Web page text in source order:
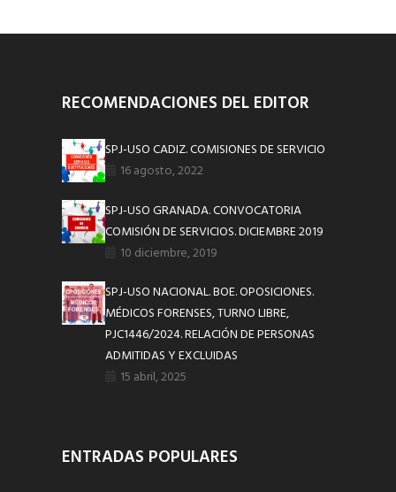
RECOMENDACIONES DEL EDITOR
SPJ-USO CADIZ. COMISIONES DE SERVICIO
16 agosto, 2022
SPJ-USO GRANADA. CONVOCATORIA
COMISIÓN DE SERVICIOS. DICIEMBRE 2019
10 diciembre, 2019
SPJ-USO NACIONAL. BOE. OPOSICIONES.
MÉDICOS FORENSES, TURNO LIBRE,
PJC1446/2024. RELACIÓN DE PERSONAS
ADMITIDAS Y EXCLUIDAS
15 abril, 2025
ENTRADAS POPULARES